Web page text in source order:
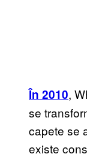
În 2010,
se
capete se
existe